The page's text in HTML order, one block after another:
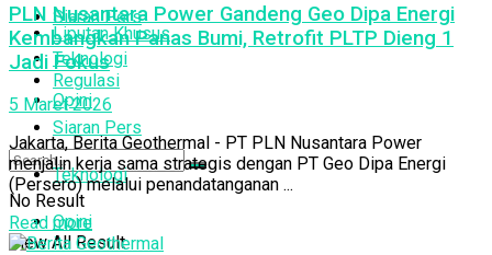
Siaran Pers
Teknologi
Opini
No Result
View All Result
Liputan Khusus
Regulasi
Siaran Pers
Teknologi
Opini
PLN Nusantara Power Gandeng Geo Dipa Energi
Kembangkan Panas Bumi, Retrofit PLTP Dieng 1
Jadi Fokus
5 Maret 2026
Jakarta, Berita Geothermal - PT PLN Nusantara Power
menjalin kerja sama strategis dengan PT Geo Dipa Energi
(Persero) melalui penandatanganan ...
Read more